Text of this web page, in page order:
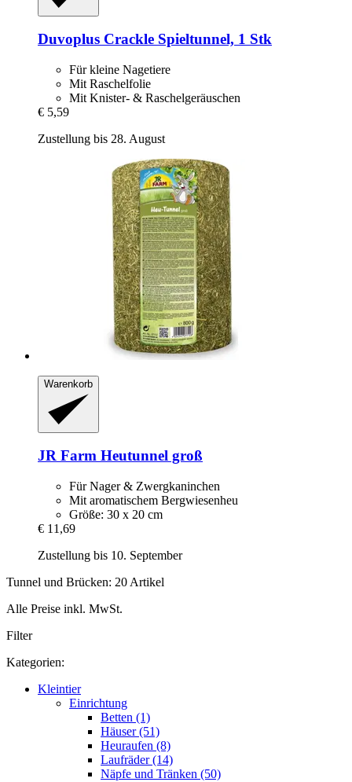
Duvoplus Crackle Spieltunnel, 1 Stk
Für kleine Nagetiere
Mit Raschelfolie
Mit Knister- & Raschelgeräuschen
€ 5,59
Zustellung bis 28. August
Warenkorb
JR Farm Heutunnel groß
Für Nager & Zwergkaninchen
Mit aromatischem Bergwiesenheu
Größe: 30 x 20 cm
€ 11,69
Zustellung bis 10. September
Tunnel und Brücken: 20 Artikel
Alle Preise inkl. MwSt.
Filter
Kategorien:
Kleintier
Einrichtung
Betten (1)
Häuser (51)
Heuraufen (8)
Laufräder (14)
Näpfe und Tränken (50)